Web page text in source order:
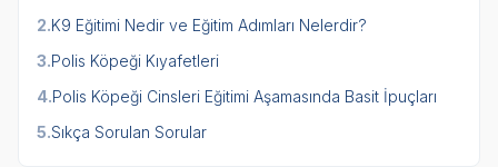
2.K9 Eğitimi Nedir ve Eğitim Adımları Nelerdir?
3.Polis Köpeği Kıyafetleri
4.Polis Köpeği Cinsleri Eğitimi Aşamasında Basit İpuçları
5.Sıkça Sorulan Sorular